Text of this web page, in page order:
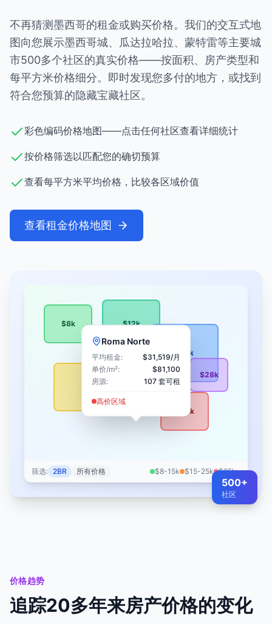
不再猜测墨西哥的租金或购买价格。我们的交互式地
图向您展示墨西哥城、瓜达拉哈拉、蒙特雷等主要城
市500多个社区的真实价格——按面积、房产类型和
每平方米价格细分。即时发现您多付的地方，或找到
符合您预算的隐藏宝藏社区。
彩色编码价格地图——点击任何社区查看详细统计
按价格筛选以匹配您的确切预算
查看每平方米平均价格，比较各区域价值
查看租金价格地图
$8k $12k
$18k
$15k
$22k
$35k
$28k
Roma Norte
平均租金: $31,519/月
单价/m²:
$81,100
房源:
107 套可租
高价区域
筛选: 2BR 所有价格 $8-15k $15-25k $25k+
500+
社区
价格趋势
追踪20多年来房产价格的变化